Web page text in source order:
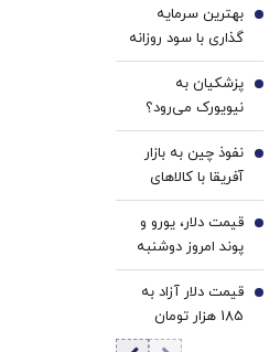
می گذارد؟/ بقایی:
کشور ما، کشور
نهادهاست نه
اشخاص/ تصمیم
سازی و تصمیم
مجموعه نهادها
صورت می‌گیرد
بهترین سرمایه
گذاری با سود روزانه
در ۱۴۰۵[سود
روزشمار، ریسک
پایین و نقدشوندگی
بالا]
3
پزشکیان به
نیویورک می‌رود؟
4
نفوذ چین به بازار
آفریقا با کالاهای
ارزان‌قیمت |
انتخاب راهبردی
آمریکا برای عقب
نماندن از اژدهای
زرد و تقویت حضور
در بازارها
5
قیمت دلار، یورو و
پوند امروز دوشنبه
۱۹ مرداد 1405/
کاهش قیمت دلار و
یورو
6
قیمت دلار آزاد به
185 هزار تومان
7